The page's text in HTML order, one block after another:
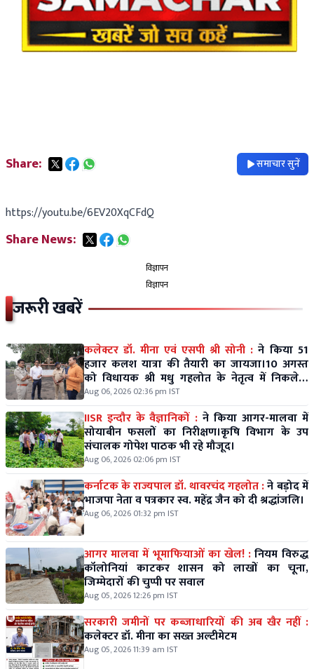
Share: समाचार सुनें
https://youtu.be/6EV20XqCFdQ
Share News:
विज्ञापन
विज्ञापन
जरूरी खबरें
कलेक्टर डॉ. मीना एवं एसपी श्री सोनी : ने किया 51
हजार कलश यात्रा की तैयारी का जायजा।10 अगस्त
को विधायक श्री मधु गहलोत के नेतृत्व में निकलेगी
विशाल कलश यात्रा।
Aug 06, 2026 02:36 pm IST
IISR इन्दौर के वैज्ञानिकों : ने किया आगर-मालवा में
सोयाबीन फसलों का निरीक्षण।कृषि विभाग के उप
संचालक गोपेश पाठक भी रहे मौजूद।
Aug 06, 2026 02:06 pm IST
कर्नाटक के राज्यपाल डॉ. थावरचंद गहलोत :ने बड़ोद में
भाजपा नेता व पत्रकार स्व. महेंद्र जैन को दी श्रद्धांजलि।
Aug 06, 2026 01:32 pm IST
आगर मालवा में भूमाफियाओं का खेल! :नियम विरुद्ध
कॉलोनियां काटकर शासन को लाखों का चूना,
जिम्मेदारों की चुप्पी पर सवाल
Aug 05, 2026 12:26 pm IST
सरकारी जमीनों पर कब्जाधारियों की अब खैर नहीं :
कलेक्टर डॉ. मीना का सख्त अल्टीमेटम
Aug 05, 2026 11:39 am IST